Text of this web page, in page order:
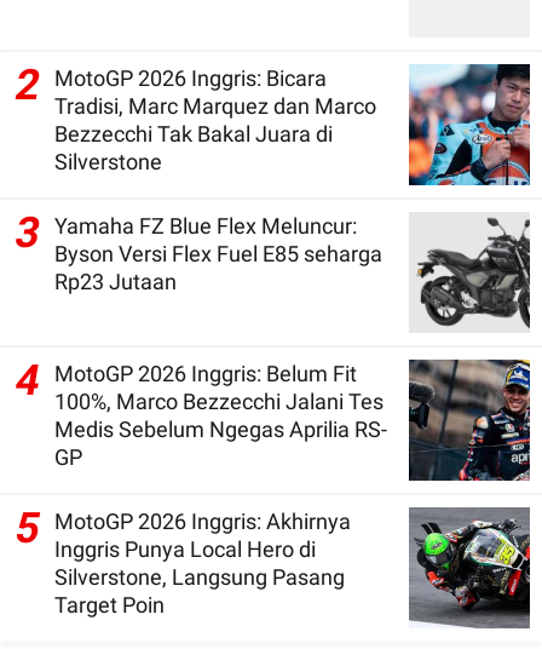
2
MotoGP 2026 Inggris: Bicara
Tradisi, Marc Marquez dan Marco
Bezzecchi Tak Bakal Juara di
Silverstone
3 Yamaha FZ Blue Flex Meluncur:
Byson Versi Flex Fuel E85 seharga
Rp23 Jutaan
4
MotoGP 2026 Inggris: Belum Fit
100%, Marco Bezzecchi Jalani Tes
Medis Sebelum Ngegas Aprilia RS-
GP
5 MotoGP 2026 Inggris: Akhirnya
Inggris Punya Local Hero di
Silverstone, Langsung Pasang
Target Poin